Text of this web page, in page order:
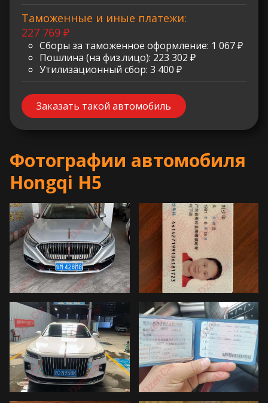
Таможенные и иные платежи:
227 769 ₽
Сборы за таможенное оформление: 1 067 ₽
Пошлина (на физ.лицо): 223 302 ₽
Утилизационный сбор: 3 400 ₽
Заказать такой автомобиль
Фотографии автомобиля
Hongqi H5